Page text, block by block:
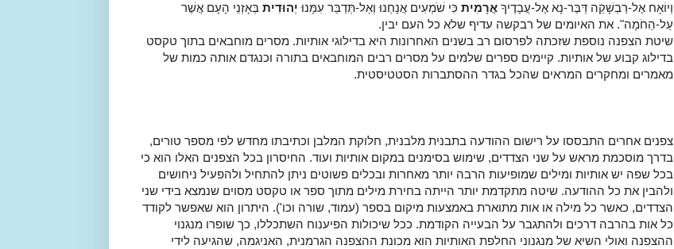
וְיוֹאָח אֶל-רַבְשָׁקֵה דַּבֶּר-נָא אֶל-עֲבָדֶיךָ אֲרָמִית כִּי שֹׁמְעִים אֲנָחְנוּ וְאַל-תְּדַבֵּר עִמָּנוּ יְהוּדִית בְּאָזְנֵי הָעָם אֲשֶׁר
עַל-הַחֹמָה". את האיומים של רבקשה עדיף שלא כל העם יבין.
שיטת הצפנה נוספת שזכתה לפרסום רב בשנים האחרונות היא בדילוגי אותיות. מסרים מוחבאים בתוך טקסט
בדילוג קבוע של אותיות. קיימים ספרים שלמים על מסרים רבים המוחבאים בתורה וכנגדם אותה כמות של
מאמרים ומחקרים המראים שהכל בגדר ההסתברות הסטטיסטית.
צפנים אחרים התבססו על רישום ההודעה בתבנית מלבנית, חלוקת המלבן וכתיבתו מחדש לפי מספר טורים,
בדרך מוסכמת מראש על שני הצדדים, שימוש בסימנים במקום אותיות ועוד. החיסרון בכל הצפנים האלו הוא כי
בכל שפה יש אותיות ומילים שמופיעות הרבה יותר מאחרות ובכלים פשוטים ניתן להתחיל ולהפעיל ניחושים
ולהבין את כל ההודעה. שיטה מתקדמת יותר הייתה בחירת מילים מתוך ספר או טקסט מסוים שנמצא בידי שני
הצדדים, כאשר כל מילה או אות מתוארת באמצעות מיקום בספר (עמוד, שורה וכו'). היתרון הוא שאפשר לקודד
כל אות בהרבה דרכים ולהתגבר על הבעייה הקודמת. ככל שיכולות הפיענוח השתכללו, כך שופרו מנגנוי
ההצפנה ואולי השיא של מנגנוני החלפת האותיות הוא מכונת ההצפנה הגרמנית, האניגמה, שהגיעה לידי